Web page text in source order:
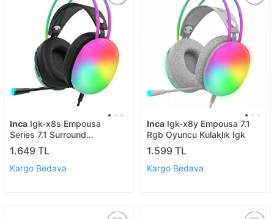
Inca Igk-x8s Empousa
Series 7.1 Surround
Transparan Rgb Led Effect
Gamıng Headset
1.649 TL
Kargo Bedava
Inca Igk-x8y Empousa 7.1
Rgb Oyuncu Kulaklık Igk
1.599 TL
Kargo Bedava